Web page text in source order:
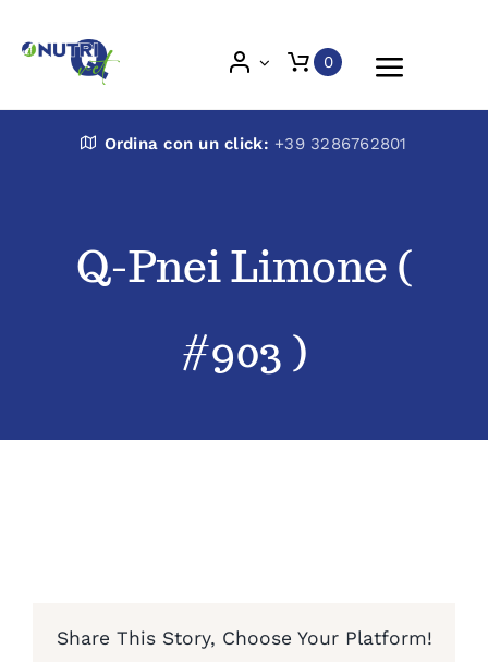
Toggle
Nutri Q Vet
Prodotti
0
Ordina con un click: +39 3286762801
Q-Pnei Limone (
#903 )
Share This Story, Choose Your Platform!